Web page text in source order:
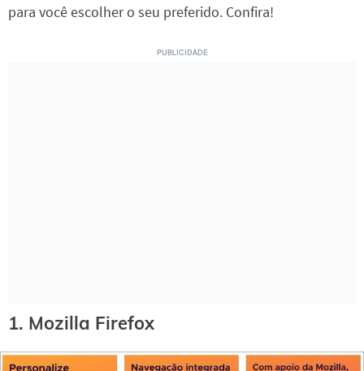
para você escolher o seu preferido. Confira!
1. Mozilla Firefox